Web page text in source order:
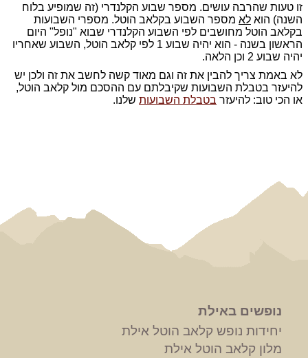
זו טעות שהרבה עושים. מספר שבוע הקלנדרי (זה שמופיע בלוח
השנה) הוא לא מספר השבוע בקלאב הוטל. מספרי השבועות
בקלאב הוטל מחושבים לפי השבוע הקלנדרי שבוא "נופל" היום
הראשון בשנה - הוא יהיה שבוע 1 לפי קלאב הוטל, השבוע שאחריו
יהיה שבוע 2 וכן הלאה.
לא באמת צריך להבין את זה וגם מאוד קשה לחשב את זה ולכן יש
להיעזר בטבלת השבועות שקיבלתם עם ההסכם מול קלאב הוטל,
או הכי טוב: להיעזר בטבלת השבועות שלנו.
נופשים באילת
יחידות נופש קלאב הוטל אילת
מלון קלאב הוטל אילת